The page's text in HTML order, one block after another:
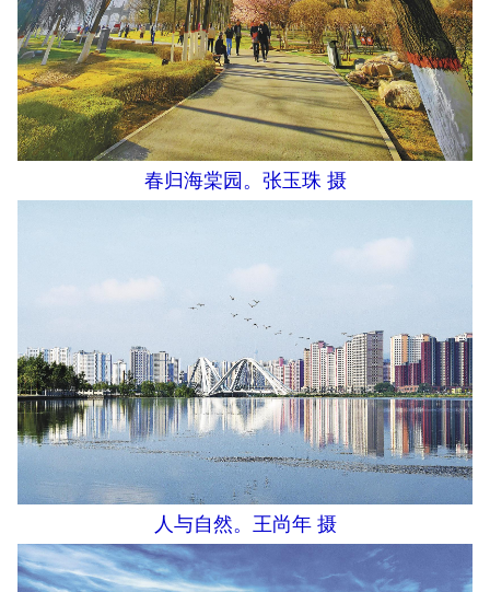
春归海棠园。张玉珠 摄
人与自然。王尚年 摄